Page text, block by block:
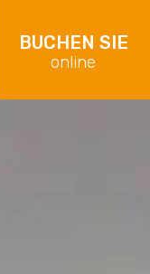
BUCHEN SIE
online